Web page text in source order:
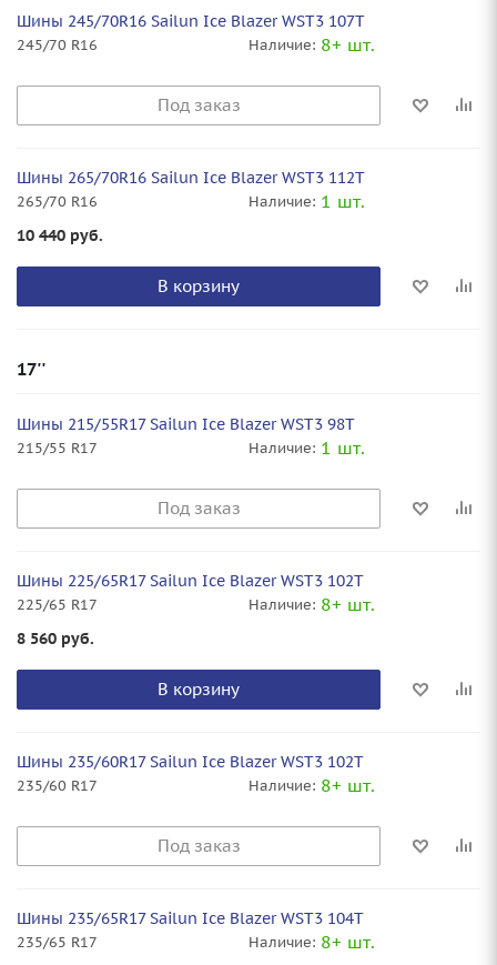
Шины 245/70R16 Sailun Ice Blazer WST3 107T
245/70 R16 Наличие: 8+ шт.
Под заказ
Шины 265/70R16 Sailun Ice Blazer WST3 112T
265/70 R16 Наличие: 1 шт.
10 440 руб.
В корзину
17''
Шины 215/55R17 Sailun Ice Blazer WST3 98T
215/55 R17 Наличие: 1 шт.
Под заказ
Шины 225/65R17 Sailun Ice Blazer WST3 102T
225/65 R17 Наличие: 8+ шт.
8 560 руб.
В корзину
Шины 235/60R17 Sailun Ice Blazer WST3 102T
235/60 R17 Наличие: 8+ шт.
Под заказ
Шины 235/65R17 Sailun Ice Blazer WST3 104T
235/65 R17 Наличие: 8+ шт.